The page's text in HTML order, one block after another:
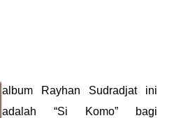
album Rayhan Sudradjat ini
adalah “Si Komo” bagi